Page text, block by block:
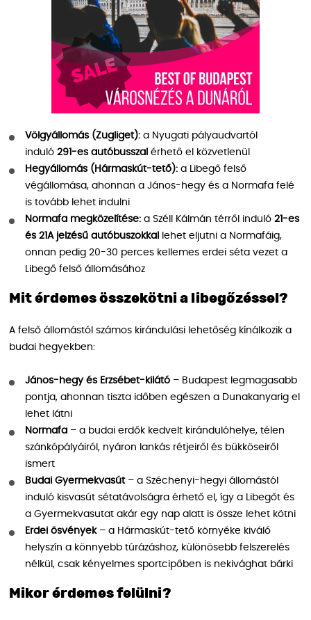
Völgyállomás (Zugliget): a Nyugati pályaudvartól
induló 291-es autóbusszal érhető el közvetlenül
Hegyállomás (Hármaskút-tető): a Libegő felső
végállomása, ahonnan a János-hegy és a Normafa felé
is tovább lehet indulni
Normafa megközelítése: a Széll Kálmán térről induló 21-es
és 21A jelzésű autóbuszokkal
lehet eljutni a Normafáig,
onnan pedig 20-30 perces kellemes erdei séta vezet a
Libegő felső állomásához
Mit érdemes összekötni a libegőzéssel?
A felső állomástól számos kirándulási lehetőség kínálkozik a
budai hegyekben:
János-hegy és Erzsébet-kilátó – Budapest legmagasabb
pontja, ahonnan tiszta időben egészen a Dunakanyarig el
lehet látni
Normafa – a budai erdők kedvelt kirándulóhelye, télen
szánkópályáiról, nyáron lankás rétjeiről és bükköseiről
ismert
Budai Gyermekvasút– a Széchenyi-hegyi állomástól
induló kisvasút sétatávolságra érhető el, így a Libegőt és
a Gyermekvasutat akár egy nap alatt is össze lehet kötni
Erdei ösvények– a Hármaskút-tető környéke kiváló
helyszín a könnyebb túrázáshoz, különösebb felszerelés
nélkül, csak kényelmes sportcipőben is nekivághat bárki
Mikor érdemes felülni?